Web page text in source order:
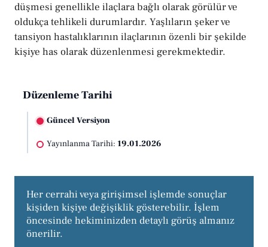
düşmesi genellikle ilaçlara bağlı olarak görülür ve
oldukça tehlikeli durumlardır. Yaşlıların şeker ve
tansiyon hastalıklarının ilaçlarının özenli bir şekilde
kişiye has olarak düzenlenmesi gerekmektedir.
Düzenleme Tarihi
Güncel Versiyon
Yayınlanma Tarihi: 19.01.2026
Her cerrahi veya girişimsel işlemde sonuçlar
kişiden kişiye değişiklik gösterebilir. İşlem
öncesinde hekiminizden detaylı görüş almanız
önerilir.